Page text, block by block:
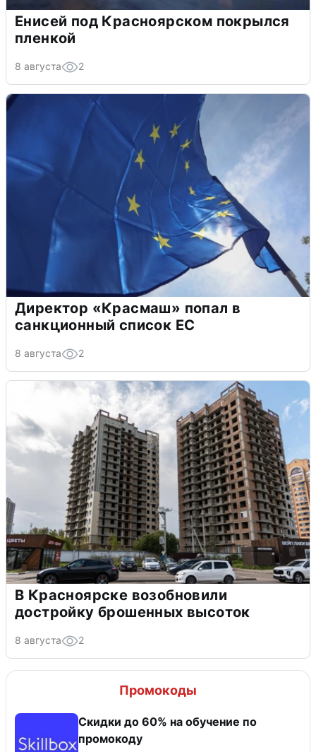
Енисей под Красноярском покрылся
пленкой
8 августа 2
Директор «Красмаш» попал в
санкционный список ЕС
8 августа 2
В Красноярске возобновили
достройку брошенных высоток
8 августа 2
Промокоды
Скидки до 60% на обучение по
промокоду